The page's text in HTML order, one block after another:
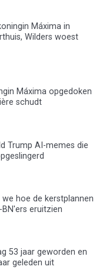
Máxima in
Wilders woest
Máxima opgedoken
schudt
Trump AI-memes die
we hoe de kerstplannen
eruitzien
53 jaar geworden en
geleden uit